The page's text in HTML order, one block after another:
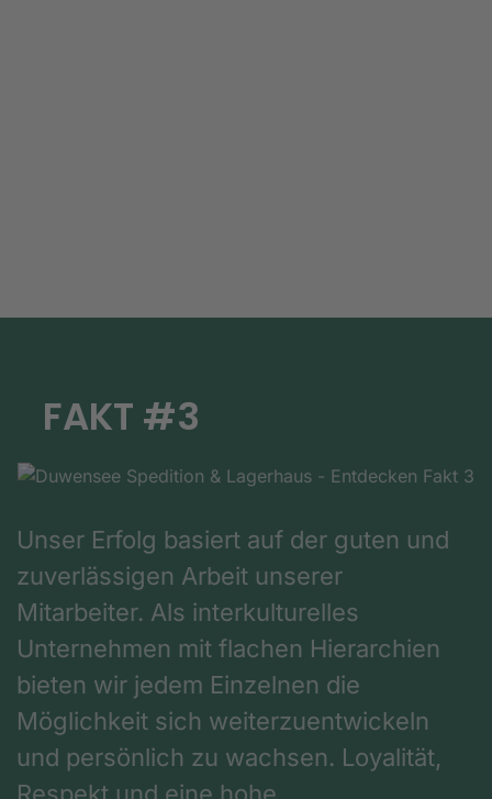
FAKT #3
Unser Erfolg basiert auf der guten und
zuverlässigen Arbeit unserer
Mitarbeiter. Als interkulturelles
Unternehmen mit flachen Hierarchien
bieten wir jedem Einzelnen die
Möglichkeit sich weiterzuentwickeln
und persönlich zu wachsen. Loyalität,